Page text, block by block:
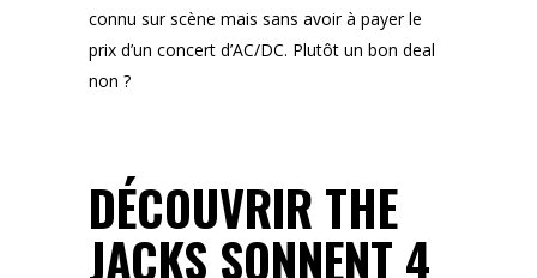
connu sur scène mais sans avoir à payer le
prix d’un concert d’AC/DC. Plutôt un bon deal
non ?
DÉCOUVRIR THE
JACKS SONNENT 4